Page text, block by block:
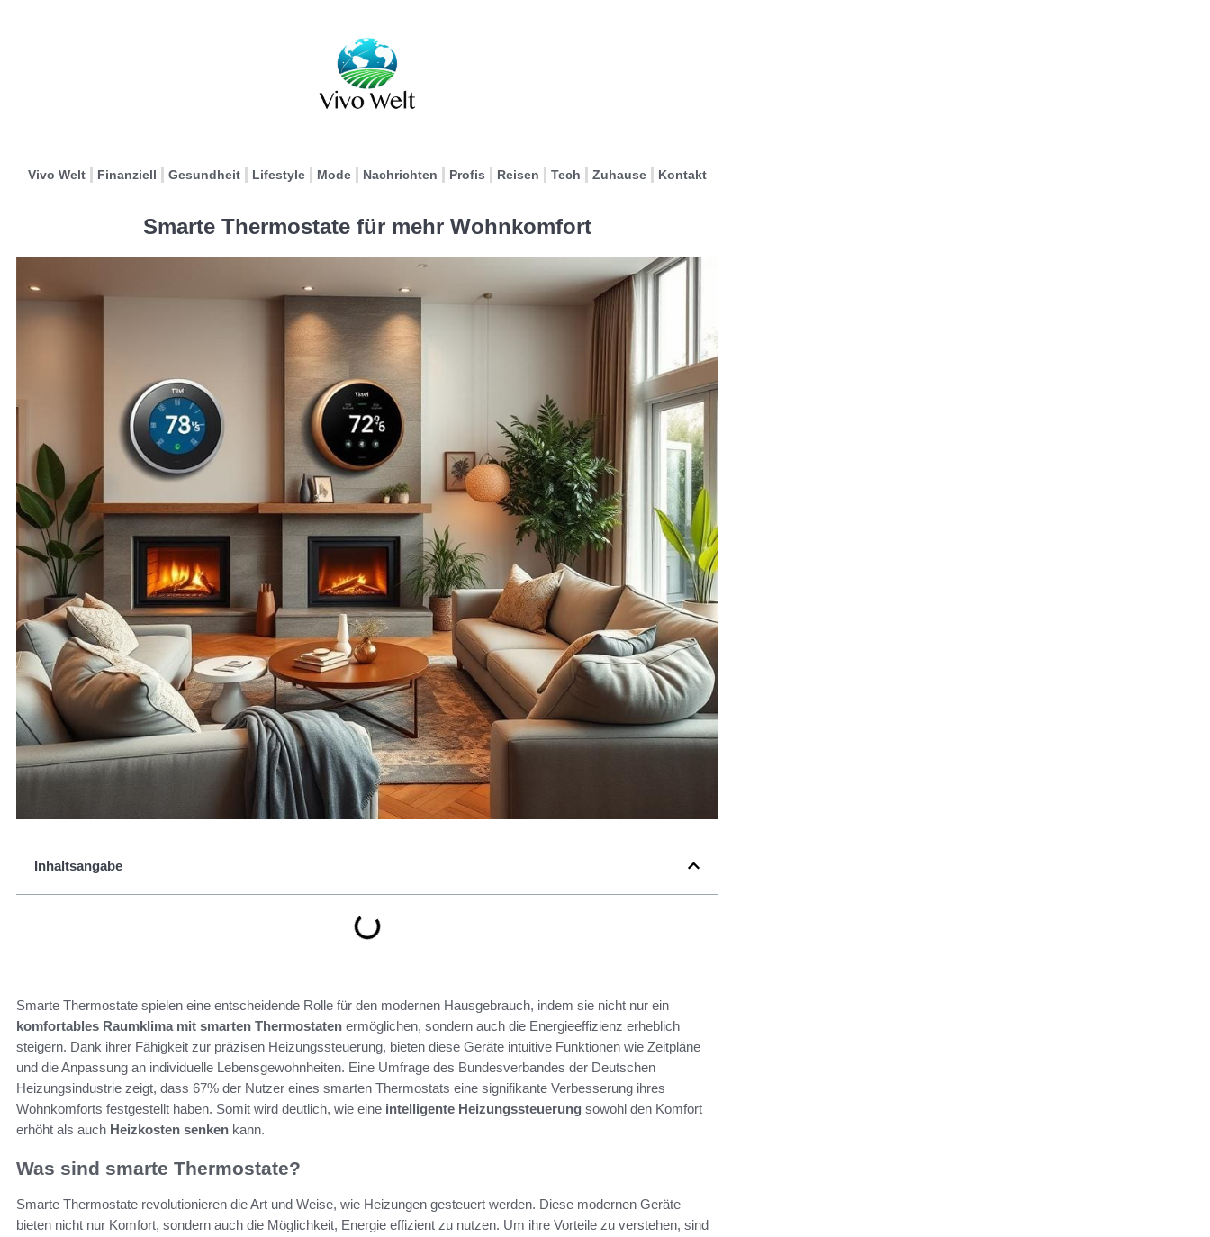
Vivo Welt Finanziell Gesundheit Lifestyle Mode Nachrichten Profis Reisen Tech Zuhause Kontakt
Smarte Thermostate für mehr Wohnkomfort
Inhaltsangabe
Smarte Thermostate spielen eine entscheidende Rolle für den modernen Hausgebrauch, indem sie nicht nur ein
komfortables Raumklima mit smarten Thermostaten ermöglichen, sondern auch die Energieeffizienz erheblich
steigern. Dank ihrer Fähigkeit zur präzisen Heizungssteuerung, bieten diese Geräte intuitive Funktionen wie Zeitpläne
und die Anpassung an individuelle Lebensgewohnheiten. Eine Umfrage des Bundesverbandes der Deutschen
Heizungsindustrie zeigt, dass 67% der Nutzer eines smarten Thermostats eine signifikante Verbesserung ihres
Wohnkomforts festgestellt haben. Somit wird deutlich, wie eine intelligente Heizungssteuerung sowohl den Komfort
erhöht als auch Heizkosten senken kann.
Was sind smarte Thermostate?
Smarte Thermostate revolutionieren die Art und Weise, wie Heizungen gesteuert werden. Diese modernen Geräte
bieten nicht nur Komfort, sondern auch die Möglichkeit, Energie effizient zu nutzen. Um ihre Vorteile zu verstehen, sind